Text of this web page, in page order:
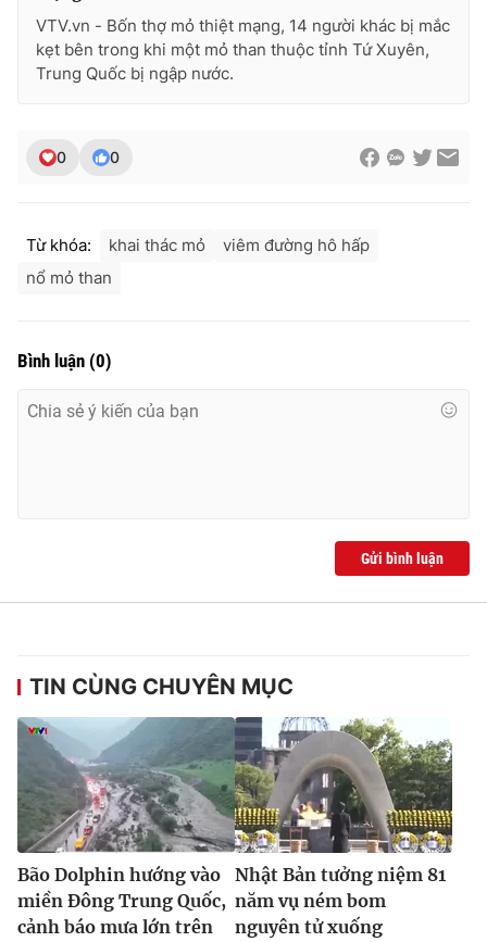
Cơ quan chủ quản:
cấp ngày 29/12/2023
Phó Tổng Biên tập:Nguyễn Thị Mỹ Hạnh, Phạm Quốc Thắng,
® Cấm sao chép dưới mọi hình thức nếu không có sự chấp
thuận bằng văn bản. Ghi rõ nguồn VTV.vn khi phát hành lại
thông tin từ website này.
VTV.vn - Bốn thợ mỏ thiệt mạng, 14 người khác bị mắc
kẹt bên trong khi một mỏ than thuộc tỉnh Tứ Xuyên,
Trung Quốc bị ngập nước.
0 0
Từ khóa: khai thác mỏ
viêm đường hô hấp
nổ mỏ than
Bình luận (0)
Gửi bình luận
TIN CÙNG CHUYÊN MỤC
Bão Dolphin hướng vào
miền Đông Trung Quốc,
cảnh báo mưa lớn trên
Nhật Bản tưởng niệm 81
năm vụ ném bom
nguyên tử xuống